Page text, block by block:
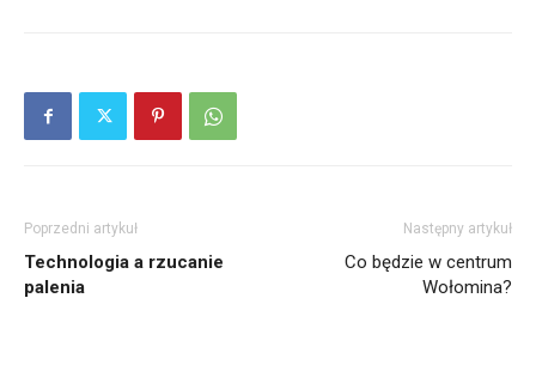
Poprzedni artykuł
Technologia a rzucanie
palenia
Następny artykuł
Co będzie w centrum
Wołomina?